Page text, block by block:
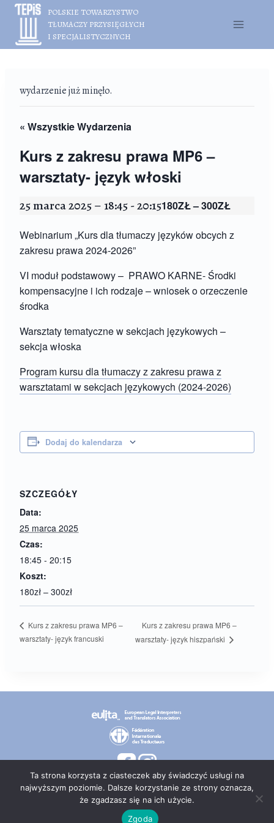
Przejdź
treści
POLSKIE TOWARZYSTWO
TŁUMACZY PRZYSIĘGŁYCH
I SPECJALISTYCZNYCH
wydarzenie już minęło.
« Wszystkie Wydarzenia
Kurs z zakresu prawa MP6 –
warsztaty- język włoski
25 marca 2025 – 18:45-20:15180ZŁ – 300ZŁ
Webinarium „Kurs dla tłumaczy języków obcych z
zakresu prawa 2024-2026”
VI moduł podstawowy – PRAWO KARNE- Środki
kompensacyjne i ich rodzaje – wniosek o orzeczenie
środka
Warsztaty tematyczne w sekcjach językowych –
sekcja włoska
Program kursu dla tłumaczy z zakresu prawa z
warsztatami w sekcjach językowych (2024-2026)
Dodaj do kalendarza
SZCZEGÓŁY
Data:
25 marca 2025
Czas:
18:45 - 20:15
Koszt:
180zł – 300zł
Kurs z zakresu prawa MP6 –
warsztaty- język francuski
Kurs z zakresu prawa MP6 –
warsztaty- język hiszpański
© 2026 PT TEPIS
Ta strona korzysta z ciasteczek aby świadczyć usługi na
najwyższym poziomie. Dalsze korzystanie ze strony oznacza,
że zgadzasz się na ich użycie.
Zgoda